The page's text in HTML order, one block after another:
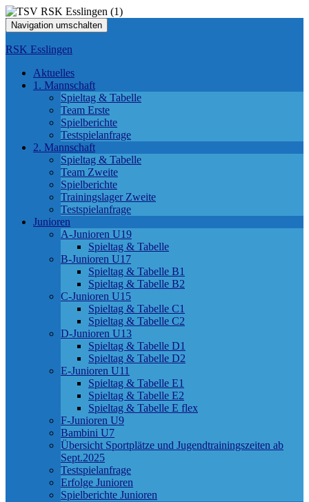
Navigation umschalten
RSK Esslingen
Aktuelles
1. Mannschaft
Spieltag & Tabelle
Team Erste
Spielberichte
Testspielanfrage
2. Mannschaft
Spieltag & Tabelle
Team Zweite
Spielberichte
Trainingslager Zweite
Testspielanfrage
Junioren
A-Junioren U19
Spieltag & Tabelle
B-Junioren U17
Spieltag & Tabelle B1
Spieltag & Tabelle B2
C-Junioren U15
Spieltag & Tabelle C1
Spieltag & Tabelle C2
D-Junioren U13
Spieltag & Tabelle D1
Spieltag & Tabelle D2
E-Junioren U11
Spieltag & Tabelle E1
Spieltag & Tabelle E2
Spieltag & Tabelle E flex
F-Junioren U9
Bambini U7
Übersicht Sportplätze und Jugendtrainingszeiten ab
Sept.2025
Testspielanfrage
Erfolge Junioren
Spielberichte Junioren